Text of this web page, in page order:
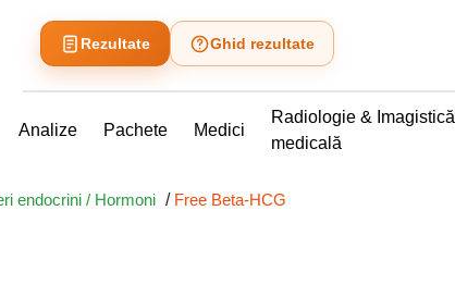
Rezultate Ghid rezultate
Analize Pachete Medici
Radiologie & Imagistică
medicală
endocrini / Hormoni / Free Beta-HCG